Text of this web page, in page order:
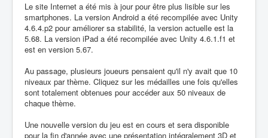
Le site Internet a été mis à jour pour être plus lisible sur les
smartphones. La version Android a été recompilée avec Unity
4.6.4.p2 pour améliorer sa stabilité, la version actuelle est la
5.68. La version iPad a été recompilée avec Unity 4.6.1.f1 et
est en version 5.67.
Au passage, plusieurs joueurs pensaient qu'il n'y avait que 10
niveaux par thème. Cliquez sur les médailles une fois qu'elles
sont totalement obtenues pour accéder aux 50 niveaux de
chaque thème.
Une nouvelle version du jeu est en cours et sera disponible
pour la fin d'année avec une présentation intégralement 3D et